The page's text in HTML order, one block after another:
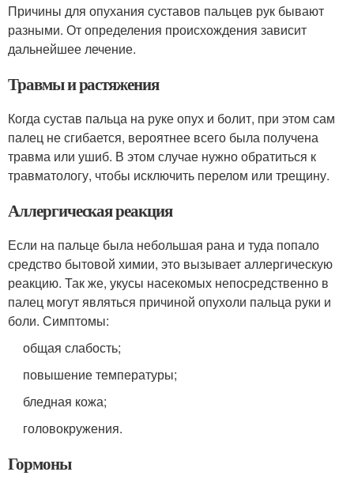
Причины для опухания суставов пальцев рук бывают
разными. От определения происхождения зависит
дальнейшее лечение.
Травмы и растяжения
Когда сустав пальца на руке опух и болит, при этом сам
палец не сгибается, вероятнее всего была получена
травма или ушиб. В этом случае нужно обратиться к
травматологу, чтобы исключить перелом или трещину.
Аллергическая реакция
Если на пальце была небольшая рана и туда попало
средство бытовой химии, это вызывает аллергическую
реакцию. Так же, укусы насекомых непосредственно в
палец могут являться причиной опухоли пальца руки и
боли. Симптомы:
общая слабость;
повышение температуры;
бледная кожа;
головокружения.
Гормоны